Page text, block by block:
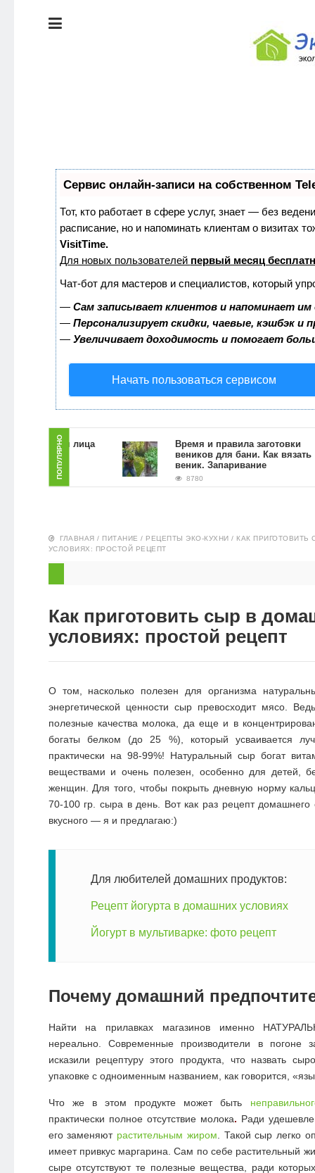
ЭКОЛОГИЯ
СТИЛЬ
ЖИЗНИ
ЭКОЛОГИЯ
ДОМА
КРАСОТА И
ЗДОРОВЬЕ
НОВОСТИ
Сервис онлайн-записи на собственном
Тот, кто работает в сфере услуг, знает — без
расписание, но и напоминать клиентам о
VisitTime.
Для новых пользователей первый месяц
Чат-бот для мастеров и специалистов, который
— Сам записывает клиентов и напоминает им
— Персонализирует скидки, чаевые, кэшбэк и
— Увеличивает доходимость и помогает
Начать пользоваться сервисом
ПОПУЛЯРНО
для лица
Время и правила заготовки
веников для бани. Как вязать
веник. Запаривание
8780
ГЛАВНАЯ / ПИТАНИЕ / РЕЦЕПТЫ ЭКО-КУХНИ / КАК
УСЛОВИЯХ: ПРОСТОЙ РЕЦЕПТ
Как приготовить сыр в
условиях: простой рецепт
О том, насколько полезен для организма
энергетической ценности сыр превосходит мясо.
полезные качества молока, да еще и в
богаты белком (до 25 %), который усваивается
практически на 98-99%! Натуральный сыр богат
веществами и очень полезен, особенно для детей,
женщин . Для того, чтобы покрыть дневную норму
70-100 гр. сыра в день. Вот как раз рецепт
вкусного — я и предлагаю:)
Для любителей домашних продуктов:
Рецепт йогурта в домашних условиях
Йогурт в мультиварке: фото рецепт
Почему домашний
Найти на прилавках магазинов именно
нереально. Современные производители в погоне
исказили рецептуру этого продукта, что назвать
упаковке с одноименным названием, как говорится,
Что же в этом продукте может быть
практически полное отсутствие молока. Ради
его заменяют растительным жиром . Такой сыр легко
имеет привкус маргарина. Сам по себе растительный
сыре отсутствуют те полезные вещества, ради